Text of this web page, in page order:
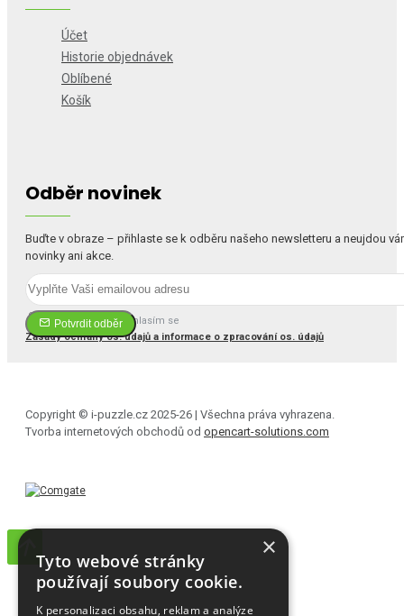
Účet
Historie objednávek
Oblíbené
Košík
Odběr novinek
Buďte v obraze – přihlaste se k odběru našeho newsletteru a neujdou
novinky ani akce.
Potvrdit odběr
Četl(a) jsem a souhlasím se
Zásady ochrany os. údajů a informace o zpracování os. údajů
Copyright © i-puzzle.cz 2025-26 | Všechna práva vyhrazena.
Tvorba internetových obchodů od opencart-solutions.com
×
Tyto webové stránky
používají soubory cookie.
K personalizaci obsahu, reklam a analýze